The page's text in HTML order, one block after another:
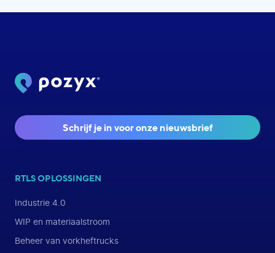
Schrijf je in voor onze nieuwsbrief
RTLS OPLOSSINGEN
Industrie 4.0
WIP en materiaalstroom
Beheer van vorkheftrucks